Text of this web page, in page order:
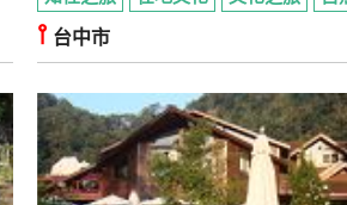
⫯ 台中市